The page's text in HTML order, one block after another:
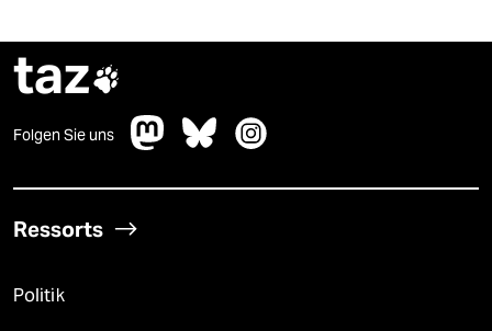
taz
Folgen Sie uns
Ressorts
Politik